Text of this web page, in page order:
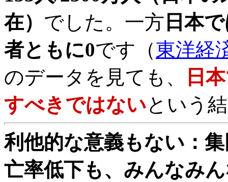
在） でした。一方 日本
者ともに0です（東洋経
のデータを見ても、
日
すべきではないという
利他的な意義もない：
亡率低下も、みんなみ